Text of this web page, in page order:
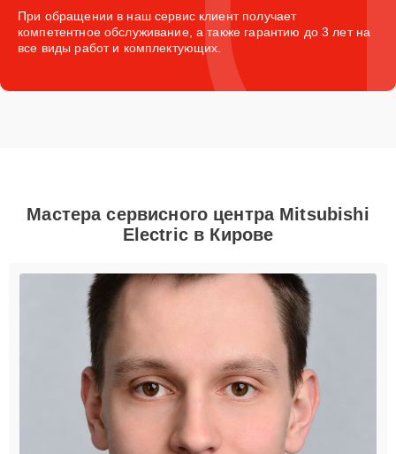
При обращении в наш сервис клиент получает
компетентное обслуживание, а также гарантию до 3 лет на
все виды работ и комплектующих.
Мастера сервисного центра Mitsubishi
Electric в Кирове